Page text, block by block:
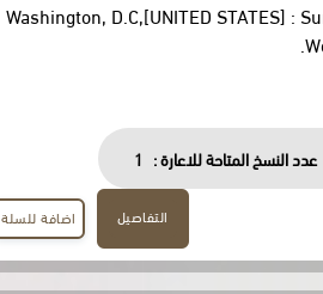
Washington, D.C,[UNITED STATES] :
عدد النسخ المتاحة للاعارة : 1
التفاصيل اضافة للسلة